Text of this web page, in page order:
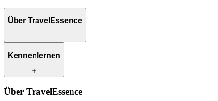
Über TravelEssence
Was wir anbieten
Was uns einzigartig macht
Klimabewusst reisen
Kennenlernen
Unsere Reiseexperten
Über TravelEssence